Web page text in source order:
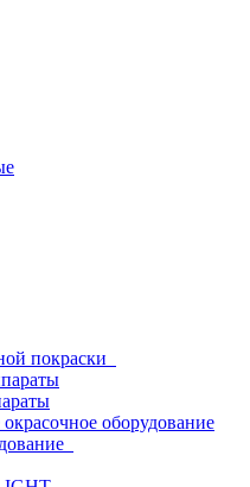
покраски
оборудование